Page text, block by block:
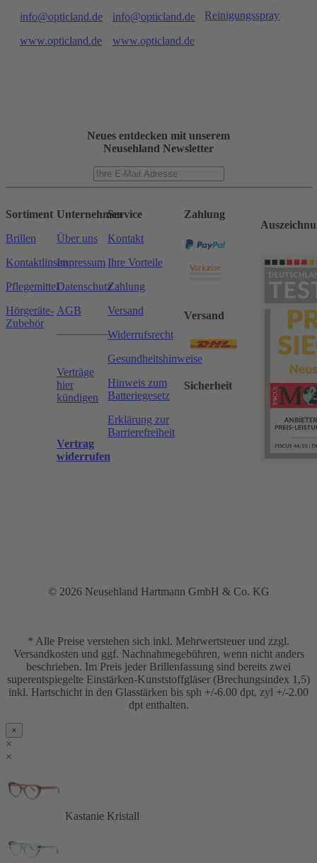
info@opticland.de
www.opticland.de
info@opticland.de
www.opticland.de
Reinigungsspray
Neues entdecken mit unserem
Neusehland Newsletter
Sortiment
Brillen
Kontaktlinsen
Pflegemittel
Hörgeräte-
Zubehör
Unternehmen
Über uns
Impressum
Datenschutz
AGB
Verträge
hier
kündigen
Vertrag
widerrufen
Service
Kontakt
Ihre Vorteile
Zahlung
Versand
Widerrufsrecht
Gesundheitshinweise
Hinweis zum
Batteriegesetz
Erklärung zur
Barrierefreiheit
Zahlung
Versand
Sicherheit
© 2026 Neusehland Hartmann GmbH & Co. KG
* Alle Preise verstehen sich inkl. Mehrwertsteuer und zzgl.
Versandkosten und ggf. Nachnahmegebühren, wenn nicht anders
beschrieben. Im Preis jeder Brillenfassung sind bereits zwei
superentspiegelte Einstärken-Kunststoffgläser (Brechungsindex 1,5)
inkl. Hartschicht in den Glasstärken bis sph +/-6.00 dpt, zyl +/-2.00
dpt enthalten.
×
×
×
Kastanie Kristall